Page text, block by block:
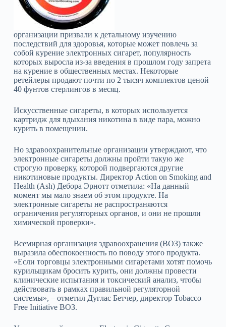
организации призвали к детальному изучению
последствий для здоровья, которые может повлечь за
собой курение электронных сигарет, популярность
которых выросла из-за введения в прошлом году запрета
на курение в общественных местах. Некоторые
ретейлеры продают почти по 2 тысяч комплектов ценой
40 фунтов стерлингов в месяц.
Искусственные сигареты, в которых используется
картридж для вдыхания никотина в виде пара, можно
курить в помещении.
Но здравоохранительные организации утверждают, что
электронные сигареты должны пройти такую же
строгую проверку, которой подвергаются другие
никотиновые продукты. Директор Action on Smoking and
Health (Ash) Дебора Эрнотт отметила: «На данный
момент мы мало знаем об этом продукте. На
электронные сигареты не распространяются
ограничения регуляторных органов, и они не прошли
химической проверки».
Всемирная организация здравоохранения (ВОЗ) также
выразила обеспокоенность по поводу этого продукта.
«Если торговцы электронными сигаретами хотят помочь
курильщикам бросить курить, они должны провести
клинические испытания и токсический анализ, чтобы
действовать в рамках правильной регуляторной
системы», – отметил Дуглас Бетчер, директор Tobacco
Free Initiative ВОЗ.